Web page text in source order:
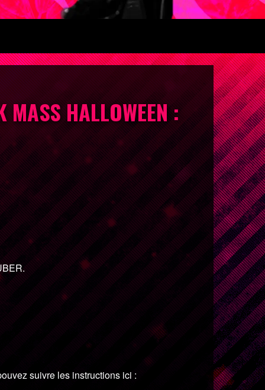
MASS HALLOWEEN :
suivre les instructions ici :